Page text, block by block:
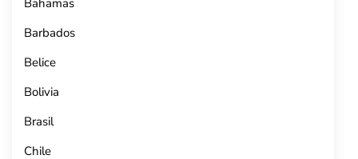
Bahamas
Barbados
Belice
Bolivia
Brasil
Chile